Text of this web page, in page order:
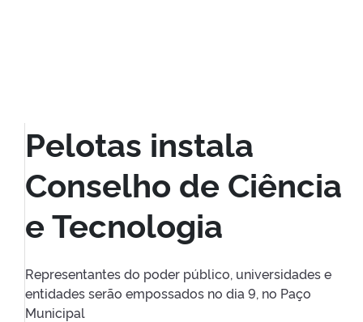
Pelotas instala
Conselho de Ciência
e Tecnologia
Representantes do poder público, universidades e
entidades serão empossados no dia 9, no Paço
Municipal